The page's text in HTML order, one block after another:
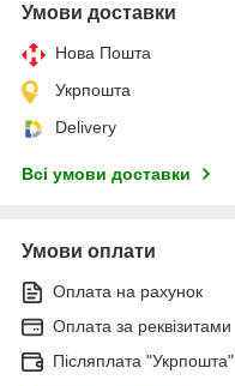
Умови доставки
Нова Пошта
Укрпошта
Delivery
Всі умови доставки
Умови оплати
Оплата на рахунок
Оплата за реквізитами
Післяплата "Укрпошта"